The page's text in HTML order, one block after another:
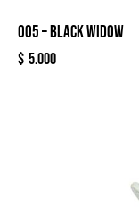
005 – BLACK WIDOW
$ 5.000